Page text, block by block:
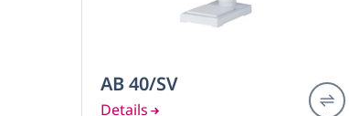
AB 40/SV